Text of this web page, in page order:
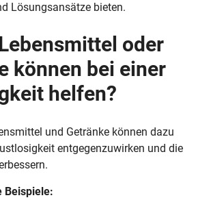
Lösungsansätze bieten.
oder
können bei einer
helfen?
und Getränke können dazu
entgegenzuwirken und die
Beispiele: